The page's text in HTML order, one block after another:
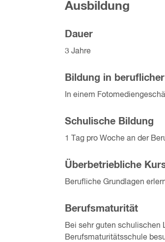
Ausbildung
Dauer
3 Jahre
Bildung in
In einem
Schulische Bildung
1 Tag pro Woche an der
Überbetriebliche
Berufliche Grundlagen
Berufsmaturität
Bei sehr guten schulischen
Berufsmaturitätsschule